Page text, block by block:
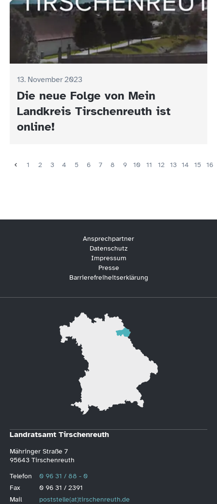
13. November 2023
Die neue Folge von Mein
Landkreis Tirschenreuth ist
online!
1 2 3 4 5 6 7 8 9 10 11 12 13 14 15 16
Ansprechpartner
Datenschutz
Impressum
Presse
Barrierefreiheitserklärung
Landratsamt Tirschenreuth
Mähringer Straße 7
95643 Tirschenreuth
Telefon
0 96 31 / 88 - 0
Fax
0 96 31 / 2391
Mail
poststelle(at)tirschenreuth.de